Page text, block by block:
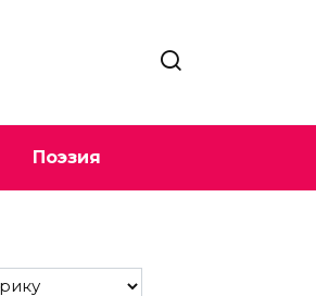
Поэзия